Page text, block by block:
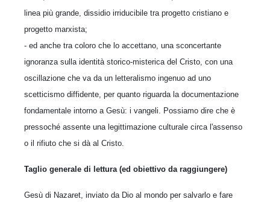
linea più gran­de, dissidio irriducibile tra progetto cristiano e
progetto marxista;
- ed anche tra coloro che lo accettano, una sconcertante
ignoranza sulla identità storico-mi­sterica del Cristo, con una
oscillazione che va da un letteralismo ingenuo ad uno
scetticismo dif­fidente, per quanto riguarda la documentazione
fondamentale intorno a Gesù: i vangeli. Pos­siamo dire che è
pressoché assente una legittima­zione culturale circa l'assenso
o il rifiuto che si dà al Cristo.
Taglio generale di lettura (ed obiettivo da raggiungere)
Gesù di Nazaret, inviato da Dio al mondo per salvarlo e fare